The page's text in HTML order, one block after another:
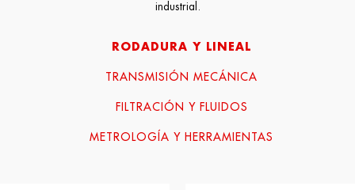
industrial.
RODADURA Y LINEAL
TRANSMISIÓN MECÁNICA
FILTRACIÓN Y FLUIDOS
METROLOGÍA Y HERRAMIENTAS